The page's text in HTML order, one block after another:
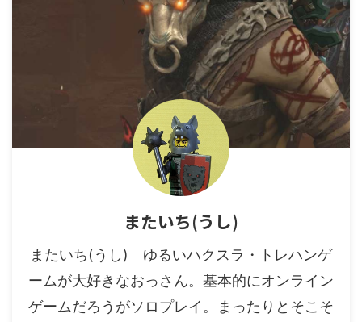
またいち(うし)
またいち(うし) ゆるいハクスラ・トレハンゲ
ームが大好きなおっさん。基本的にオンライン
ゲームだろうがソロプレイ。まったりとそこそ